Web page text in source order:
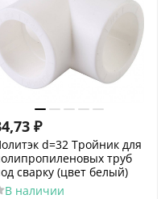
₽
d=32 Тройник для
труб
сварку (цвет белый)
В наличии